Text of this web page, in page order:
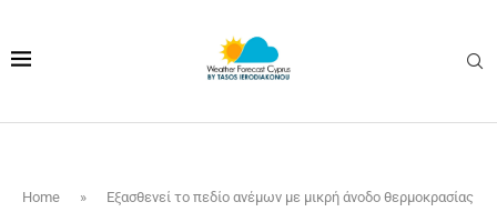
Home »
Εξασθενεί το πεδίο ανέμων με μικρή άνοδο θερμοκρασίας